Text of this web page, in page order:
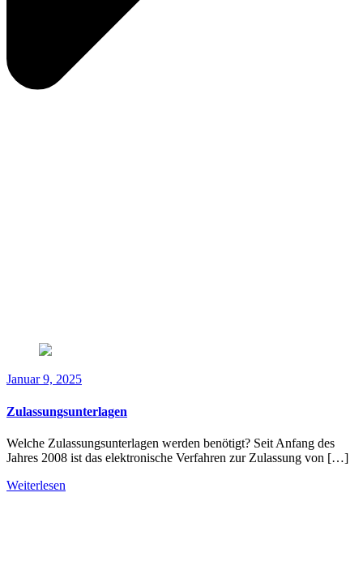
Januar 9, 2025
Zulassungsunterlagen
Welche Zulassungsunterlagen werden benötigt? Seit Anfang des
Jahres 2008 ist das elektronische Verfahren zur Zulassung von […]
Weiterlesen